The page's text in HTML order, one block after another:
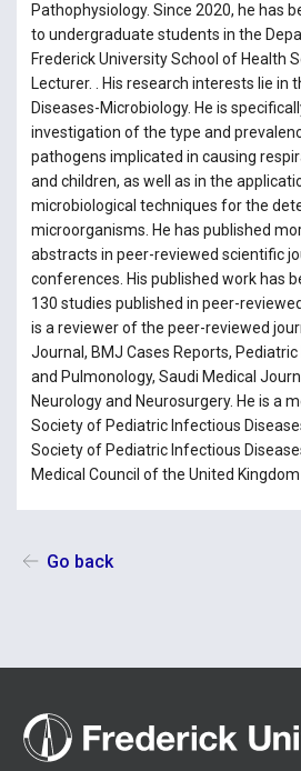
Pathophysiology. Since 2020, he has
to undergraduate students in the
Frederick University School of Health
Lecturer. . His research interests lie in
Diseases-Microbiology. He is
investigation of the type and
pathogens implicated in causing
and children, as well as in the
microbiological techniques for the
microorganisms. He has published
abstracts in peer-reviewed scientific
conferences. His published work has
130 studies published in peer-
is a reviewer of the peer-reviewed
Journal, BMJ Cases Reports,
and Pulmonology, Saudi Medical
Neurology and Neurosurgery. He is a
Society of Pediatric Infectious
Society of Pediatric Infectious
Medical Council of the United Kingdom
Go back